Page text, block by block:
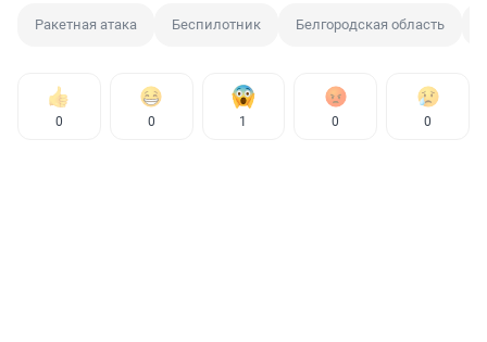
Ракетная атака Беспилотник Белгородская область
0 0 1 0 0